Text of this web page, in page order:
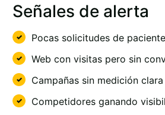
Señales de alerta
Pocas solicitudes de
Web con visitas pero sin
Campañas sin medición
Competidores ganando